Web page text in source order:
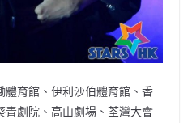
育館、伊利沙伯體育館、香
劇院、高山劇場、荃灣大會